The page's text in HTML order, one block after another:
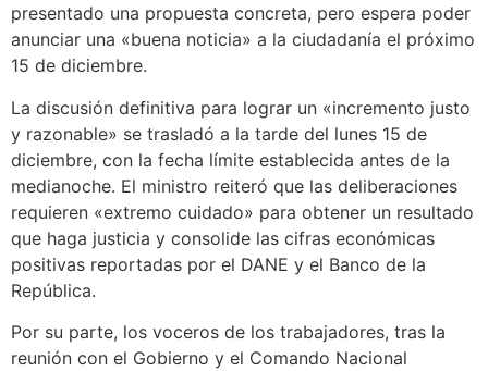
presentado una propuesta concreta, pero espera poder
anunciar una «buena noticia» a la ciudadanía el próximo
15 de diciembre.
La discusión definitiva para lograr un «incremento justo
y razonable» se trasladó a la tarde del lunes 15 de
diciembre, con la fecha límite establecida antes de la
medianoche. El ministro reiteró que las deliberaciones
requieren «extremo cuidado» para obtener un resultado
que haga justicia y consolide las cifras económicas
positivas reportadas por el DANE y el Banco de la
República.
Por su parte, los voceros de los trabajadores, tras la
reunión con el Gobierno y el Comando Nacional